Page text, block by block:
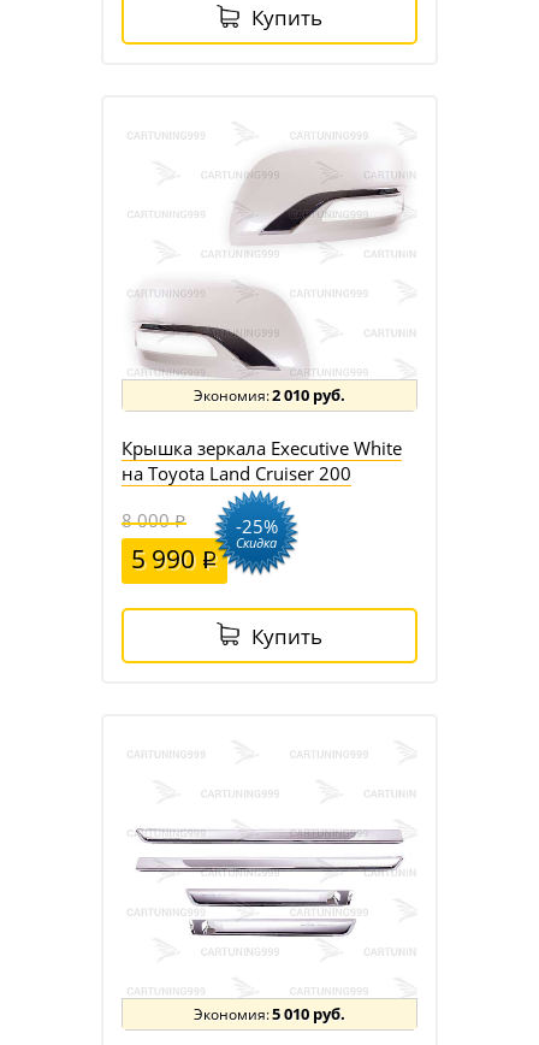
Купить
2 010 руб.
Крышка зеркала Executive White
на Toyota Land Cruiser 200
8 000
5 990
-25%
Скидка
Купить
5 010 руб.